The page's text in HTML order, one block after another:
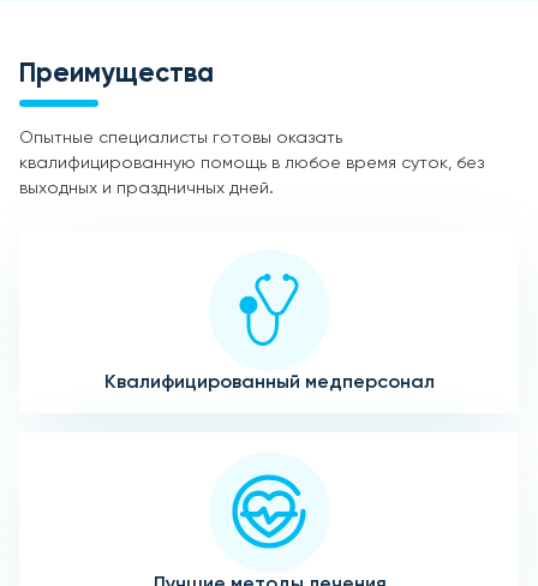
Преимущества
Опытные специалисты готовы оказать
квалифицированную помощь в любое время суток, без
выходных и праздничных дней.
Квалифицированный медперсонал